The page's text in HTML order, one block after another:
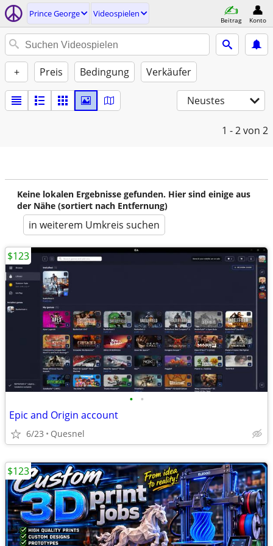
Prince George Videospielen
Beitrag Konto
+ Preis Bedingung Verkäufer
Neustes
1 - 2von 2
Keine lokalen Ergebnisse gefunden. Hier sind einige aus
der Nähe (sortiert nach Entfernung)
in weiterem Umkreis suchen
• •
Epic and Origin account
6/23 Quesnel
$123
$123